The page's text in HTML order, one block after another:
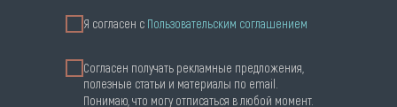
Я cогласен с Пользовательским соглашением
Согласен получать рекламные предложения,
полезные статьи и материалы по email.
Понимаю, что могу отписаться в любой момент.